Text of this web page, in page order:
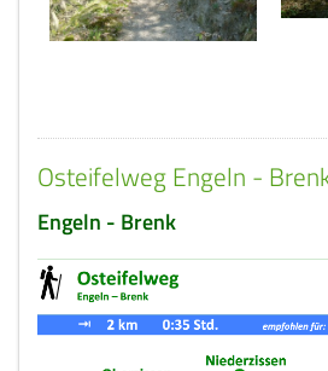
Osteifelweg Engeln -
Engeln - Brenk